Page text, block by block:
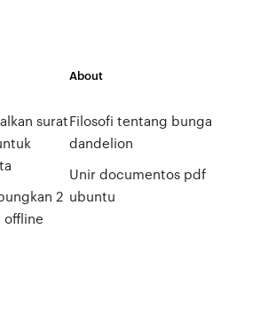
surat
2
offline
About
Filosofi tentang bunga
dandelion
Unir documentos pdf
ubuntu